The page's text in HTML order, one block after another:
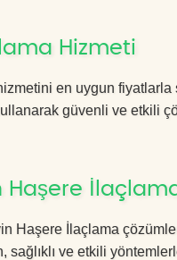
Hizmeti
en uygun
güvenli ve etkili
Haşere İlaçlama
ve etkili